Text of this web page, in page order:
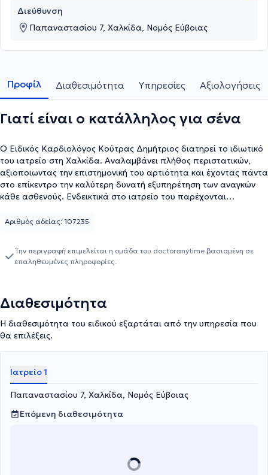
Διεύθυνση
Παπαναστασίου 7, Χαλκίδα, Νομός Εύβοιας
Προφίλ Διαθεσιμότητα Υπηρεσίες Αξιολογήσεις
Γιατί είναι ο κατάλληλος για σένα
Ο Ειδικός Καρδιολόγος Κούτρας Δημήτριος διατηρεί το ιδιωτικό
του ιατρείο στη Χαλκίδα. Αναλαμβάνει πλήθος περιστατικών,
αξιοποιωντας την επιστημονική του αρτιότητα και έχοντας πάντα
στο επίκεντρο την καλύτερη δυνατή εξυπηρέτηση των αναγκών
κάθε ασθενούς. Ενδεικτικά στο ιατρείο του παρέχονται
Αντιμετώπιση αρρυθμιών, Προεγχειρητικός καρδιολογικός
Αριθμός αδείας: 107235
Την περιγραφή επιμελείται η ομάδα του doctoranytime βασισμένη σε
επαληθευμένες πληροφορίες.
Διαθεσιμότητα
Η διαθεσιμότητα του ειδικού εξαρτάται από την υπηρεσία που
θα επιλέξεις.
Ιατρείο 1
Παπαναστασίου 7, Χαλκίδα, Νομός Εύβοιας
Επόμενη διαθεσιμότητα